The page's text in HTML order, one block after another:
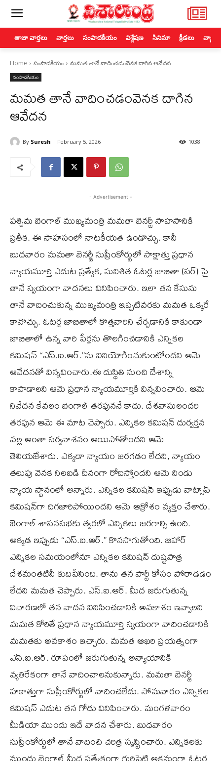
తాజా వార్తలు వార్తలు సంపాదకీయం విశ్లేషణ సినిమా క్రీడలు
Home సంపాదకీయం మమత తానే వాదించడంవెనక దాగిన ఆవేదన
సంపాదకీయం
మమత తానే వాదించడంవెనక దాగిన
ఆవేదన
By Suresh February 5, 2026 1038
- Advertisement -
పశ్చిమ బెంగాల్ ముఖ్యమంత్రి మమతా బెనర్జీ సాహసానికి
ప్రతీక. ఈ సాహసంలో నాటకీయత ఉండొచ్చు. కానీ
బుధవారం మమతా బెనర్జీ సుప్రీంకోర్టులో సాక్షాత్తు ప్రధాన
న్యాయమూర్తి ఎదుట ప్రత్యేక, సునిశిత ఓటర్ల జాబితా (సర్) పై
తానే స్వయంగా వాదనలు వినిపించారు. ఇలా తన కేసును
తానే వాదించుకున్న ముఖ్యమంత్రి ఇప్పటివరకు మమత ఒక్కరే
కావొచ్చు. ఓటర్ల జాబితాలో కొత్తవారిని చేర్చడానికి కాకుండా
జాబితాలో ఉన్న వారి పేర్లను తొలగించడానికి ఎన్నికల
కమిషన్ “ఎస్.ఐ.ఆర్.”ను వినియోగించుకుంటోందని ఆమె
ఆవేదనతో విన్నవించారు.ఈ దుస్థితి నుంచి దేశాన్ని
కాపాడాలని ఆమె ప్రధాన న్యాయమూర్తికి విన్నవించారు. ఆమె
నివేదన కేవలం బెంగాల్ తరఫుననే కాదు. దేశవాసులందరి
తరఫున ఆమె ఈ మాట చెప్పారు. ఎన్నికల కమిషన్ దుర్వర్తన
వల్ల అంతా సర్వనాశనం అయిపోతోందని ఆమె
తెలియజేశారు. ఎక్కడా న్యాయం జరగడం లేదని, న్యాయం
తలుపు వెనక నిలబడి దీనంగా రోదిస్తోందని ఆమె నిండు
న్యాయ స్థానంలో అన్నారు. ఎన్నికల కమిషన్ ఇప్పుడు వాట్సాప్
కమిషన్‌గా దిగజారిపోయిందని ఆమె ఆక్రోశం వ్యక్తం చేశారు.
బెంగాల్ శాసనసభకు త్వరలో ఎన్నికలు జరగాల్సి ఉంది.
అక్కడ ఇప్పుడు “ఎస్.ఐ.ఆర్.” కొనసాగుతోంది. బిహార్
ఎన్నికల సమయంలోనూ ఎన్నికల కమిషన్ దుష్టపాత్ర
దేశమంతటినీ కుదిపేసింది. తాను తన పార్టీ కోసం పోరాడడం
లేదని మమత చెప్పారు. ఎస్.ఐ.ఆర్. మీద జరుగుతున్న
విచారణలో తన వాదన వినిపించడానికి అవకాశం ఇవ్వాలని
మమత కోరితే ప్రధాన న్యాయమూర్తి స్వయంగా వాదించడానికి
మమతకు అవకాశం ఇచ్చారు. మమత ఆఖరి ప్రయత్నంగా
ఎస్.ఐ.ఆర్. రూపంలో జరుగుతున్న అన్యాయానికి
వ్యతిరేకంగా తానే వాదించాలనుకున్నారు. మమతా బెనర్జీ
హఠాత్తుగా సుప్రీంకోర్టులో వాదించలేదు. సోమవారం ఎన్నికల
కమిషన్ ఎదుట తన గోడు వినిపించారు. మంగళవారం
మీడియా ముందు ఇదే వాదన చేశారు. బుధవారం
సుప్రీంకోర్టులో తానే వాదించి చరిత్ర సృష్టించారు. ఎన్నికలకు